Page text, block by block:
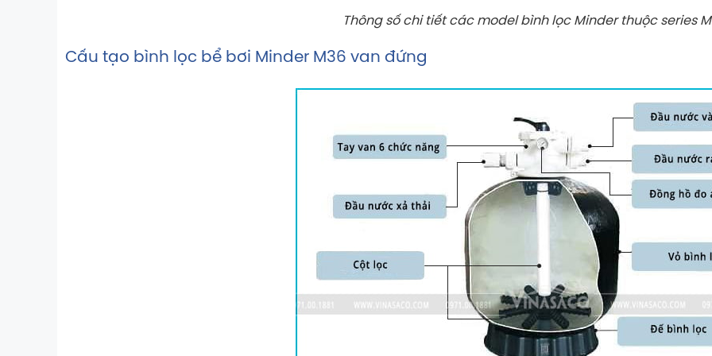
Thông số chi tiết các model bình lọc Minder thuộc series
Cấu tạo bình lọc bể bơi Minder M36 van đứng